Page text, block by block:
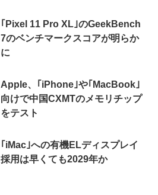
｢Pixel 11 Pro XL｣のGeekBench
7のベンチマークスコアが明らか
に
Apple、｢iPhone｣や｢MacBook｣
向けで中国CXMTのメモリチップ
をテスト
｢iMac｣への有機ELディスプレイ
採用は早くても2029年か